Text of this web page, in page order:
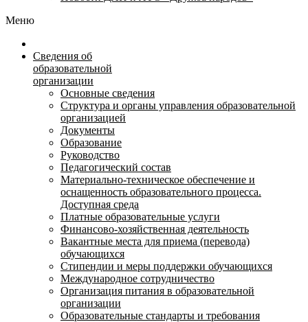
Меню
Сведения об
образовательной
организации
Основные сведения
Структура и органы управления образовательной
организацией
Документы
Образование
Руководство
Педагогический состав
Материально-техническое обеспечение и
оснащенность образовательного процесса.
Доступная среда
Платные образовательные услуги
Финансово-хозяйственная деятельность
Вакантные места для приема (перевода)
обучающихся
Стипендии и меры поддержки обучающихся
Международное сотрудничество
Организация питания в образовательной
организации
Образовательные стандарты и требования